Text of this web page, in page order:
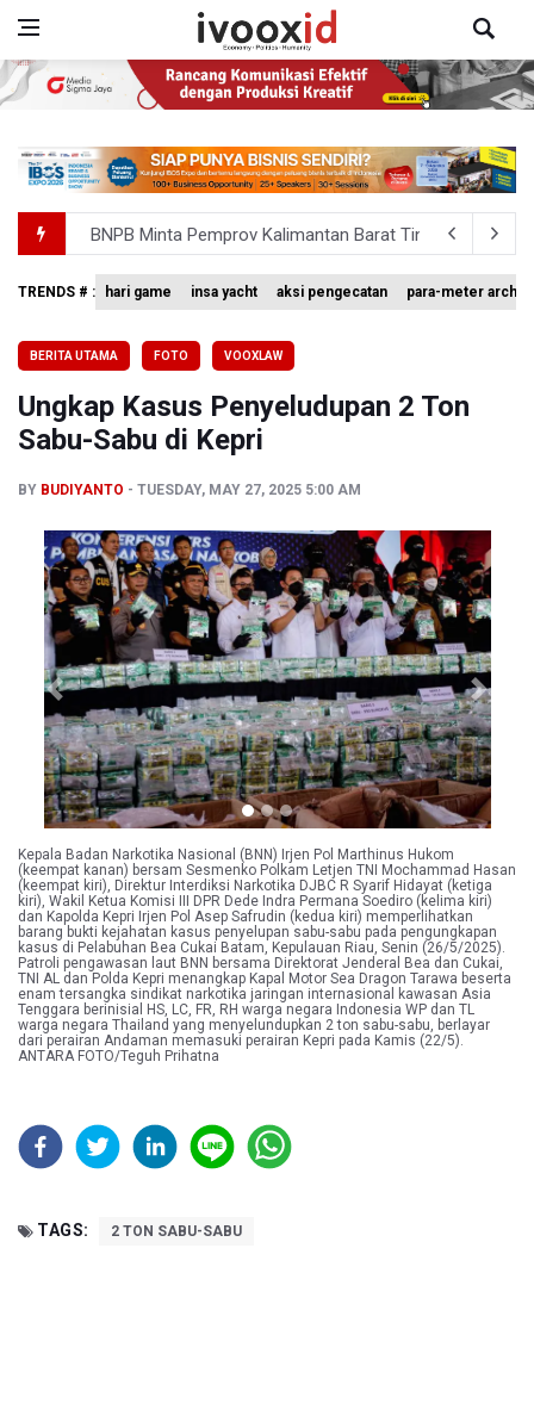
BNPB Minta Pemprov Kalimantan Barat Tinjau Kembali
Kemensos Targetkan 150 Ribu Siswa Masuk Program
Pakar: Pengungkapan TPPU Eks Jampidsus Febrie
Tim 9 Kejagung Periksa Febrie Adransayah sebagai
TRENDS # : hari game insa yacht aksi pengecatan para-meter
BERITA UTAMA FOTO VOOXLAW
Ungkap Kasus Penyeludupan 2 Ton
Sabu-Sabu di Kepri
BY BUDIYANTO TUESDAY, MAY 27, 2025 5:00 AM
Previous Next
Kepala Badan Narkotika Nasional (BNN) Irjen Pol Marthinus Hukom
(keempat kanan) bersam Sesmenko Polkam Letjen TNI Mochammad Hasan
(keempat kiri), Direktur Interdiksi Narkotika DJBC R Syarif Hidayat (ketiga
kiri), Wakil Ketua Komisi III DPR Dede Indra Permana Soediro (kelima kiri)
dan Kapolda Kepri Irjen Pol Asep Safrudin (kedua kiri) memperlihatkan
barang bukti kejahatan kasus penyelupan sabu-sabu pada pengungkapan
kasus di Pelabuhan Bea Cukai Batam, Kepulauan Riau, Senin (26/5/2025).
Patroli pengawasan laut BNN bersama Direktorat Jenderal Bea dan Cukai,
TNI AL dan Polda Kepri menangkap Kapal Motor Sea Dragon Tarawa beserta
enam tersangka sindikat narkotika jaringan internasional kawasan Asia
Tenggara berinisial HS, LC, FR, RH warga negara Indonesia WP dan TL
warga negara Thailand yang menyelundupkan 2 ton sabu-sabu, berlayar
dari perairan Andaman memasuki perairan Kepri pada Kamis (22/5).
ANTARA FOTO/Teguh Prihatna
TAGS: 2 TON SABU-SABU